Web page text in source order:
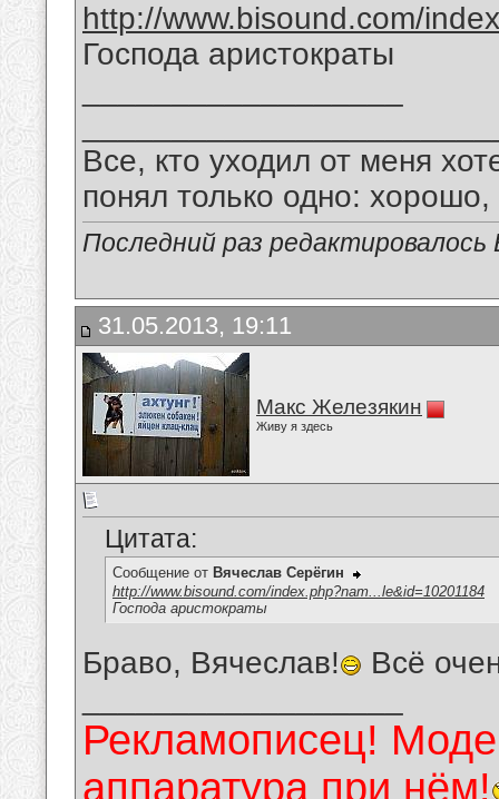
http://www.bisound.com/
Господа аристократы
Все, кто уходил от меня
понял только одно:
Последний раз
31.05.2013, 19:11
Макс Железякин
Живу я здесь
Цитата:
Сообщение от Вячеслав Серёгин
http://www.bisound.com/index.php?nam...le&id=10201184
Господа аристократы
Браво, Вячеслав!
Всё
Рекламописец!
аппаратура при нём!